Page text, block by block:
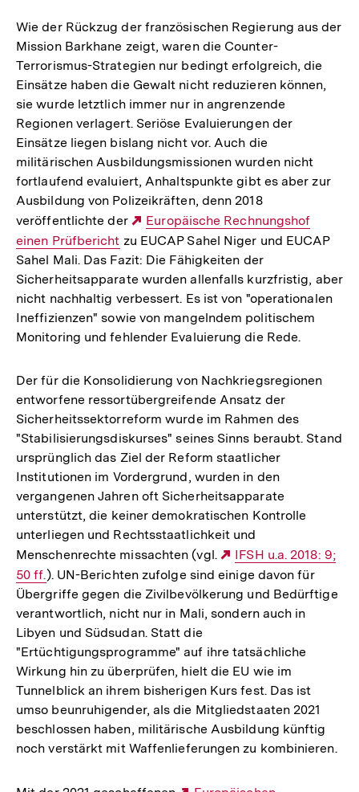
Wie der Rückzug der französischen Regierung aus der
Mission Barkhane zeigt, waren die Counter-
Terrorismus-Strategien nur bedingt erfolgreich, die
Einsätze haben die Gewalt nicht reduzieren können,
sie wurde letztlich immer nur in angrenzende
Regionen verlagert. Seriöse Evaluierungen der
Einsätze liegen bislang nicht vor. Auch die
militärischen Ausbildungsmissionen wurden nicht
fortlaufend evaluiert, Anhaltspunkte gibt es aber zur
Ausbildung von Polizeikräften, denn 2018
veröffentlichte der
Externer
Link:
Europäische Rechnungshof
einen Prüfbericht zu EUCAP Sahel Niger und EUCAP
Sahel Mali. Das Fazit: Die Fähigkeiten der
Sicherheitsapparate wurden allenfalls kurzfristig, aber
nicht nachhaltig verbessert. Es ist von "operationalen
Ineffizienzen" sowie von mangelndem politischem
Monitoring und fehlender Evaluierung die Rede.
Der für die Konsolidierung von Nachkriegsregionen
entworfene ressortübergreifende Ansatz der
Sicherheitssektorreform wurde im Rahmen des
"Stabilisierungsdiskurses" seines Sinns beraubt. Stand
ursprünglich das Ziel der Reform staatlicher
Institutionen im Vordergrund, wurden in den
vergangenen Jahren oft Sicherheitsapparate
unterstützt, die keiner demokratischen Kontrolle
unterliegen und Rechtsstaatlichkeit und
Menschenrechte missachten (vgl.
Externer
Link:
IFSH u.a. 2018: 9;
50 ff.). UN-Berichten zufolge sind einige davon für
Übergriffe gegen die Zivilbevölkerung und Bedürftige
verantwortlich, nicht nur in Mali, sondern auch in
Libyen und Südsudan. Statt die
"Ertüchtigungsprogramme" auf ihre tatsächliche
Wirkung hin zu überprüfen, hielt die EU wie im
Tunnelblick an ihrem bisherigen Kurs fest. Das ist
umso beunruhigender, als die Mitgliedstaaten 2021
beschlossen haben, militärische Ausbildung künftig
noch verstärkt mit Waffenlieferungen zu kombinieren.